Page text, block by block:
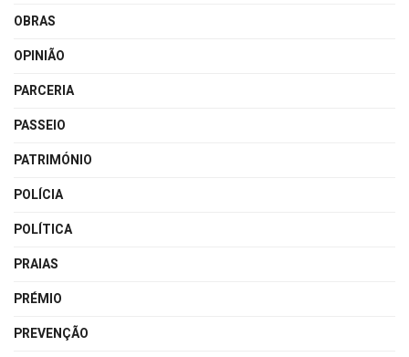
OBRAS
OPINIÃO
PARCERIA
PASSEIO
PATRIMÓNIO
POLÍCIA
POLÍTICA
PRAIAS
PRÉMIO
PREVENÇÃO